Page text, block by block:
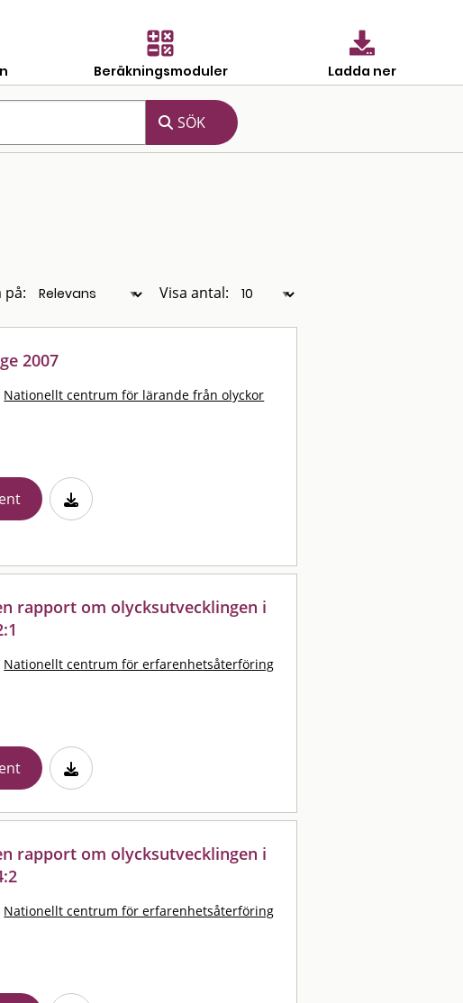
Beräkningsmoduler Ladda ner
på: Visa antal:
2007
Nationellt centrum för lärande från olyckor
rapport om olycksutvecklingen i
Nationellt centrum för erfarenhetsåterföring
rapport om olycksutvecklingen i
Nationellt centrum för erfarenhetsåterföring